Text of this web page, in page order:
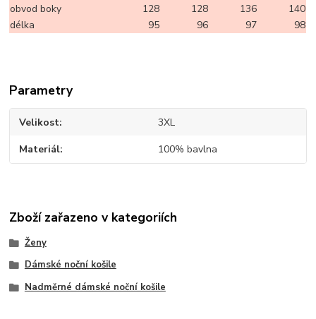
obvod boky
128 128 136
140
délka
95 96 97 98
Parametry
Velikost 3XL
Materiál 100% bavlna
Zboží zařazeno v kategoriích
Ženy
Dámské noční košile
Nadměrné dámské noční košile